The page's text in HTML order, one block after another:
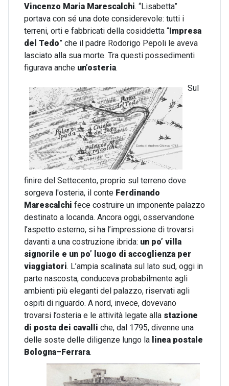
Vincenzo Maria Marescalchi. “Lisabetta”
portava con sé una dote considerevole: tutti i
terreni, orti e fabbricati della cosiddetta “ Impresa
del Tedo” che il padre Rodorigo Pepoli le aveva
lasciato alla sua morte. Tra questi possedimenti
figurava anche un’osteria.
Sul
finire del Settecento, proprio sul terreno dove
sorgeva l'osteria, il conte Ferdinando
Marescalchi fece costruire un imponente palazzo
destinato a locanda. Ancora oggi, osservandone
l’aspetto esterno, si ha l’impressione di trovarsi
davanti a una costruzione ibrida: un po’ villa
signorile e un po’ luogo di accoglienza per
viaggiatori. L’ampia scalinata sul lato sud, oggi in
parte nascosta, conduceva probabilmente agli
ambienti più eleganti del palazzo, riservati agli
ospiti di riguardo. A nord, invece, dovevano
trovarsi l’osteria e le attività legate alla stazione
di posta dei cavalli che, dal 1795, divenne una
delle soste delle diligenze lungo la linea postale
Bologna–Ferrara.